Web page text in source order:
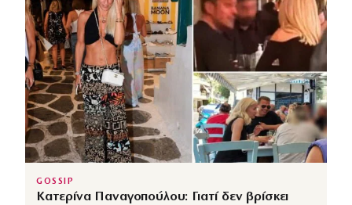
GOSSIP
Κατερίνα Παναγοπούλου: Γιατί δεν βρίσκει